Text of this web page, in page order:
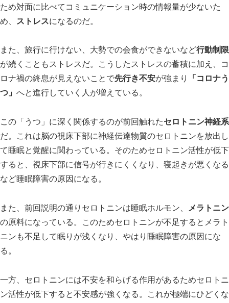
スマート・エイジング シニアビジネス 国際活動
ため対面に比べてコミュニケーション時の情報量が少ないた
め、
ストレスになるのだ。
また、旅行に行けない、大勢での会食ができないなど行動制限
が続くこともストレスだ。こうしたストレスの蓄積に加え、コ
ロナ禍の終息が見えないことで先行き不安が強まり
「コロナう
つ」 へと進行していく人が増えている。
この「うつ」に深く関係するのが前回触れたセロトニン神経系
だ。これは脳の視床下部に神経伝達物質のセロトニンを放出し
て睡眠と覚醒に関わっている。そのためセロトニン活性が低下
すると、視床下部に信号が行きにくくなり、寝起きが悪くなる
など睡眠障害の原因になる。
また、前回説明の通りセロトニンは睡眠ホルモン、
メラトニン
の原料になっている。このためセロトニンが不足するとメラト
ニンも不足して眠りが浅くなり、やはり睡眠障害の原因にな
る。
一方、セロトニンには不安を和らげる作用があるためセロトニ
ン活性が低下すると不安感が強くなる。これが極端にひどくな